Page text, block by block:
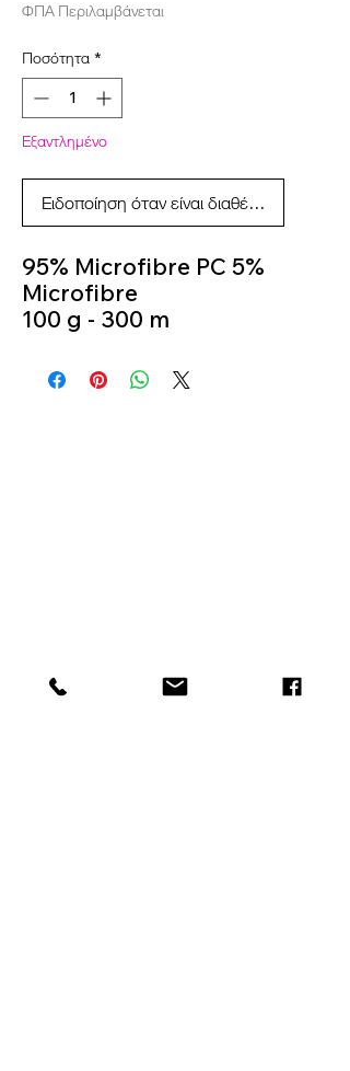
ΦΠΑ Περιλαμβάνεται
Ποσότητα *
Εξαντλημένο
Ειδοποίηση όταν είναι διαθέσιμο
95% Microfibre PC 5%
Microfibre
100 g - 300 m
4.5mm
Crochet Hook 3,5mm -